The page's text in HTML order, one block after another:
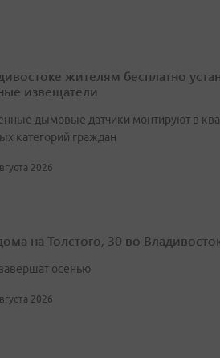
жителям бесплатно
извещатели
дымовые датчики монтируют в
категорий граждан
2026
на Толстого, 30 во
осенью
2026